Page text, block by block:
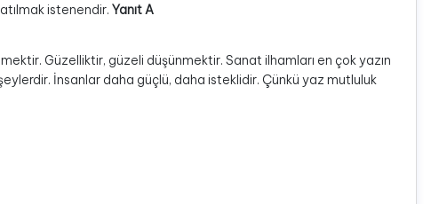
istenendir. Yanıt A
Güzelliktir, güzeli düşünmektir. Sanat ilhamları en çok yazın
İnsanlar daha güçlü, daha isteklidir. Çünkü yaz mutluluk